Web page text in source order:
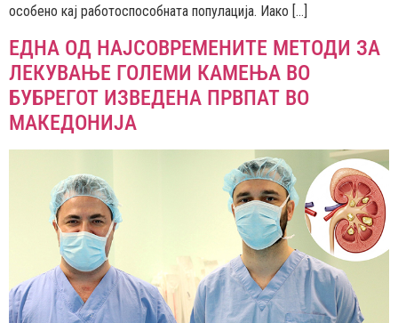
особено кај работоспособната популација. Иако […]
ЕДНА ОД НАЈСОВРЕМЕНИТЕ МЕТОДИ ЗА
ЛЕКУВАЊЕ ГОЛЕМИ КАМЕЊА ВО
БУБРЕГОТ ИЗВЕДЕНА ПРВПАТ ВО
МАКЕДОНИЈА